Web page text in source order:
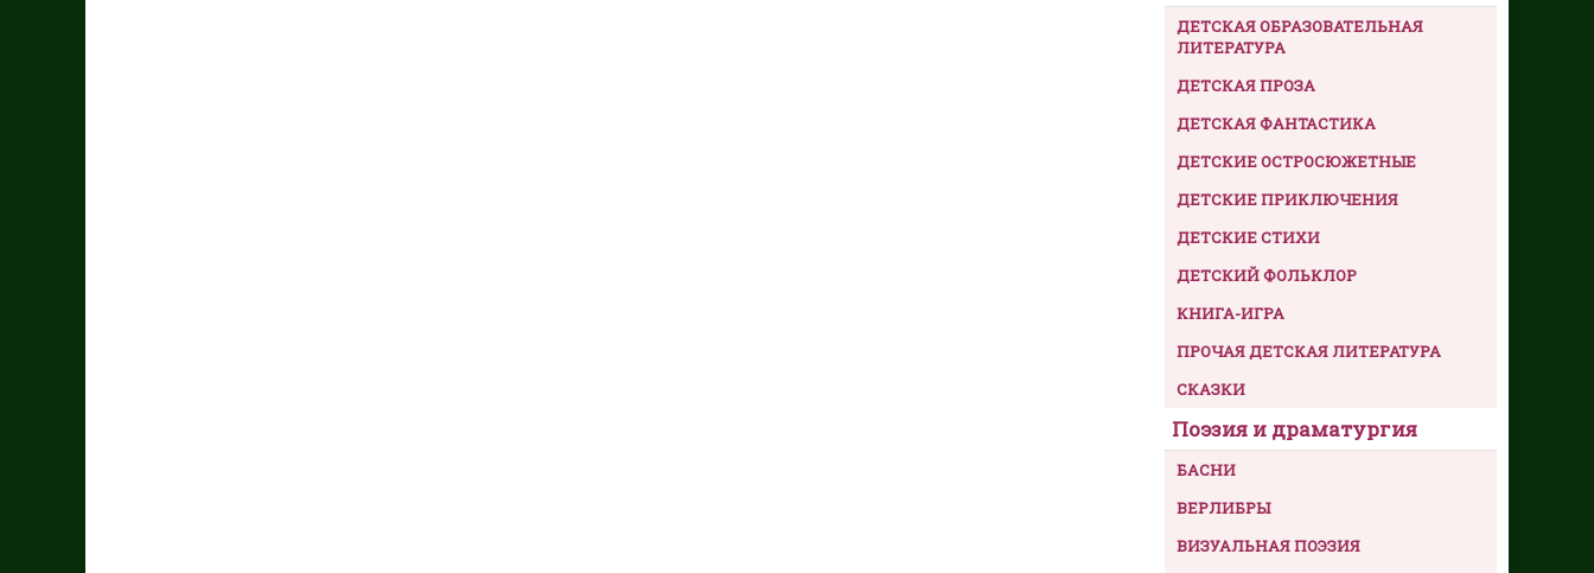
ДЕТСКАЯ ОБРАЗОВАТЕЛЬНАЯ
ЛИТЕРАТУРА
ДЕТСКАЯ ПРОЗА
ДЕТСКАЯ ФАНТАСТИКА
ДЕТСКИЕ ОСТРОСЮЖЕТНЫЕ
ДЕТСКИЕ ПРИКЛЮЧЕНИЯ
ДЕТСКИЕ СТИХИ
ДЕТСКИЙ ФОЛЬКЛОР
КНИГА-ИГРА
ПРОЧАЯ ДЕТСКАЯ ЛИТЕРАТУРА
СКАЗКИ
Поэзия и драматургия
БАСНИ
ВЕРЛИБРЫ
ВИЗУАЛЬНАЯ ПОЭЗИЯ